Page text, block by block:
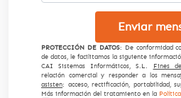
Enviar
PROTECCIÓN DE DATOS: De conformidad
de datos, le facilitamos la siguiente
CAI Sistemas Informáticos, S.L.
Fines
relación comercial y responder a los
asisten: acceso, rectificación, portabilidad,
Más información del tratamiento en la